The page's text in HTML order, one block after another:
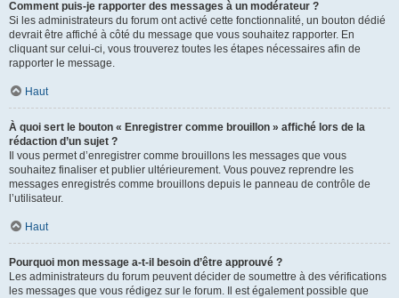
Comment puis-je rapporter des messages à un modérateur ?
Si les administrateurs du forum ont activé cette fonctionnalité, un bouton dédié
devrait être affiché à côté du message que vous souhaitez rapporter. En
cliquant sur celui-ci, vous trouverez toutes les étapes nécessaires afin de
rapporter le message.
Haut
À quoi sert le bouton « Enregistrer comme brouillon » affiché lors de la
rédaction d’un sujet ?
Il vous permet d’enregistrer comme brouillons les messages que vous
souhaitez finaliser et publier ultérieurement. Vous pouvez reprendre les
messages enregistrés comme brouillons depuis le panneau de contrôle de
l’utilisateur.
Haut
Pourquoi mon message a-t-il besoin d’être approuvé ?
Les administrateurs du forum peuvent décider de soumettre à des vérifications
les messages que vous rédigez sur le forum. Il est également possible que